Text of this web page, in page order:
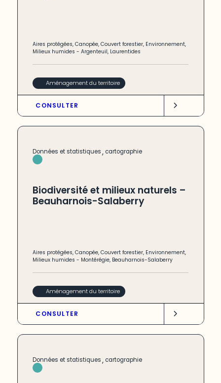
Aires protégées,Canopée,Couvert forestier, Environnement,
Milieux humides -Argenteuil, Laurentides
Aménagement du territoire
CONSULTER
Données et statistiques, cartographie
Biodiversité et milieux naturels –
Beauharnois-Salaberry
Aires protégées,Canopée,Couvert forestier, Environnement,
Milieux humides - Montérégie, Beauharnois-Salaberry
Aménagement du territoire
CONSULTER
Données et statistiques, cartographie